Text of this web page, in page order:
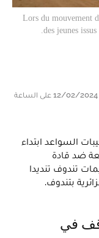
Lors du mouvement
des jeunes
في 12/02/2024 على الساعة 19:00, تحديث بتاريخ 12/02/2024 على الساعة
السواعد ابتداء
واسعة ضد قادة
تندوف تنديدا
بتندوف.